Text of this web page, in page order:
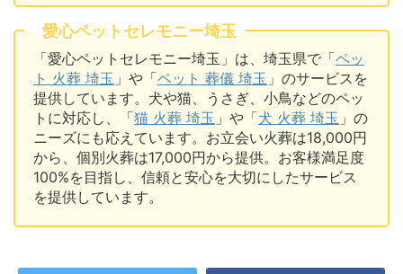
愛心ペットセレモニー埼玉
「愛心ペットセレモニー埼玉」は、埼玉県で「ペッ
ト 火葬 埼玉 」や「ペット 葬儀 埼玉 」のサービスを
提供しています。犬や猫、うさぎ、小鳥などのペッ
トに対応し、「猫 火葬 埼玉 」や「犬 火葬 埼玉 」の
ニーズにも応えています。お立会い火葬は18,000円
から、個別火葬は17,000円から提供。お客様満足度
100%を目指し、信頼と安心を大切にしたサービス
を提供しています。